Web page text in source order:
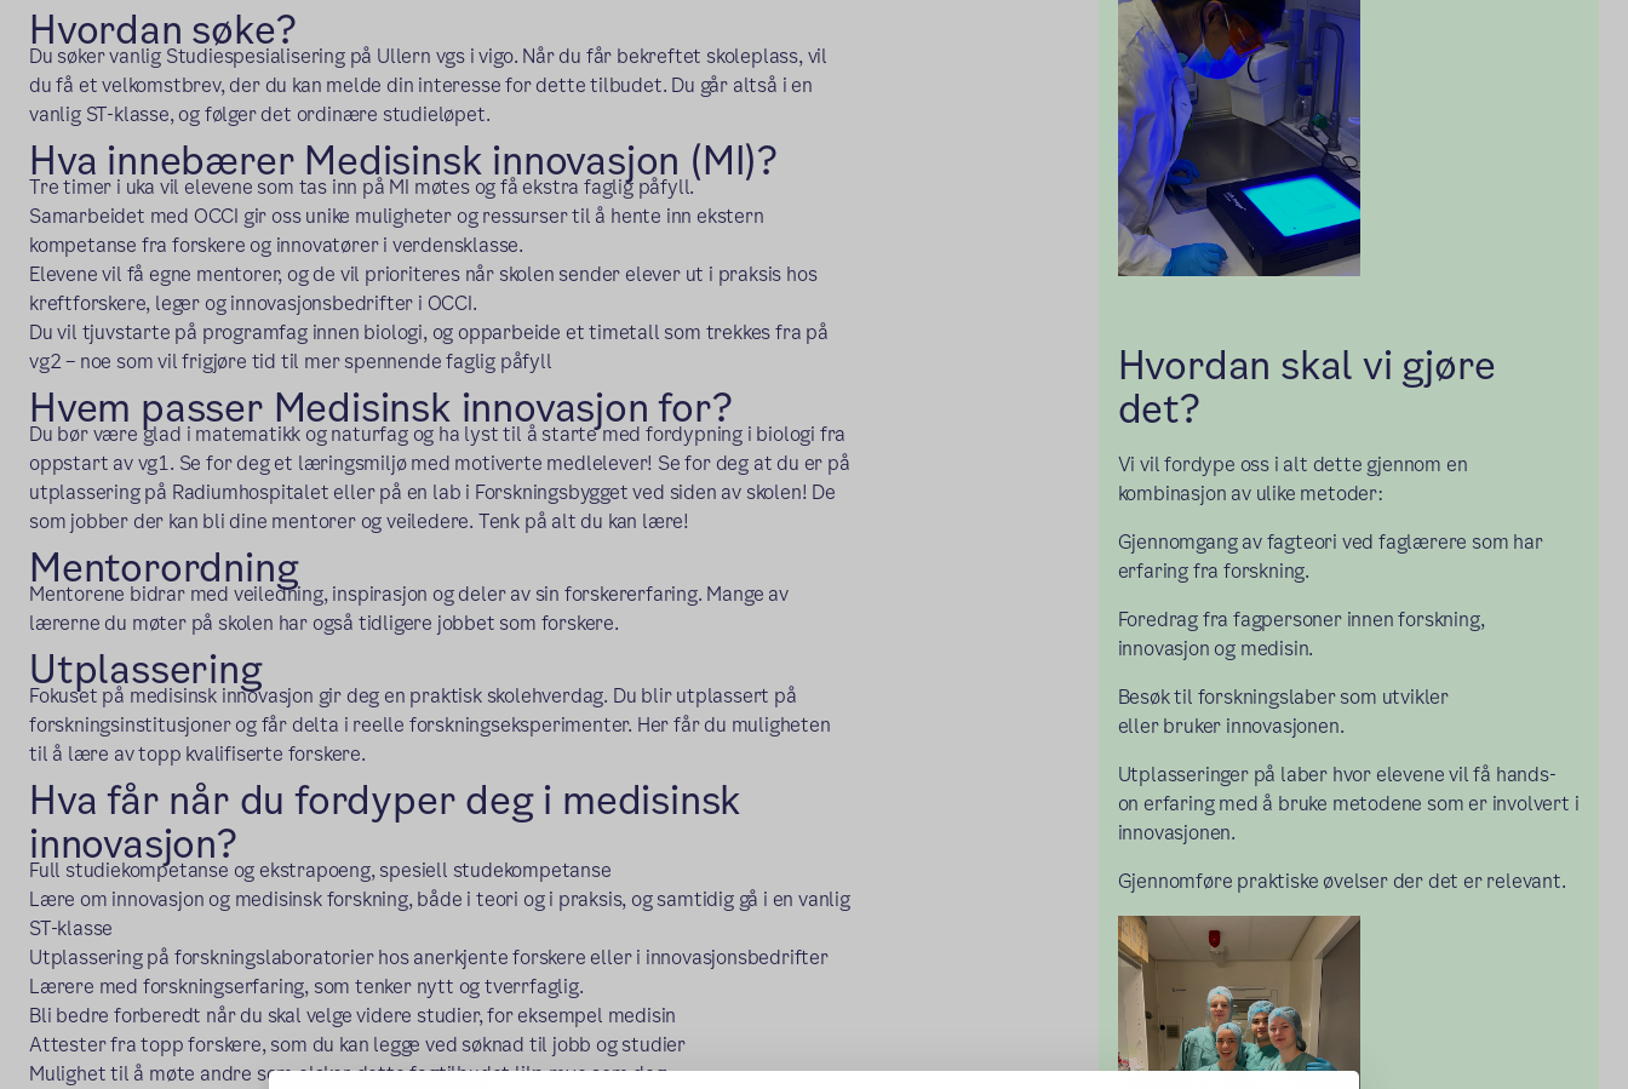
Hvordan søke?
Du søker vanlig Studiespesialisering på Ullern vgs i vigo. Når du får bekreftet skoleplass, vil
du få et velkomstbrev, der du kan melde din interesse for dette tilbudet. Du går altså i en
vanlig ST-klasse, og følger det ordinære studieløpet.
Hva innebærer Medisinsk innovasjon (MI)?
Tre timer i uka vil elevene som tas inn på MI møtes og få ekstra faglig påfyll.
Samarbeidet med OCCI gir oss unike muligheter og ressurser til å hente inn ekstern
kompetanse fra forskere og innovatører i verdensklasse.
Elevene vil få egne mentorer, og de vil prioriteres når skolen sender elever ut i praksis hos
kreftforskere, leger og innovasjonsbedrifter i OCCI.
Du vil tjuvstarte på programfag innen biologi, og opparbeide et timetall som trekkes fra på
vg2 – noe som vil frigjøre tid til mer spennende faglig påfyll
Hvem passer Medisinsk innovasjon for?
Du bør være glad i matematikk og naturfag og ha lyst til å starte med fordypning i biologi fra
oppstart av vg1. Se for deg et læringsmiljø med motiverte medlelever! Se for deg at du er på
utplassering på Radiumhospitalet eller på en lab i Forskningsbygget ved siden av skolen! De
som jobber der kan bli dine mentorer og veiledere. Tenk på alt du kan lære!
Mentorordning
Mentorene bidrar med veiledning, inspirasjon og deler av sin forskererfaring. Mange av
lærerne du møter på skolen har også tidligere jobbet som forskere.
Utplassering
Fokuset på medisinsk innovasjon gir deg en praktisk skolehverdag. Du blir utplassert på
forskningsinstitusjoner og får delta i reelle forskningseksperimenter. Her får du muligheten
til å lære av topp kvalifiserte forskere.
Hva får når du fordyper deg i medisinsk
innovasjon?
Full studiekompetanse og ekstrapoeng, spesiell studekompetanse
Lære om innovasjon og medisinsk forskning, både i teori og i praksis, og samtidig gå i en vanlig
ST-klasse
Utplassering på forskningslaboratorier hos anerkjente forskere eller i innovasjonsbedrifter
Lærere med forskningserfaring, som tenker nytt og tverrfaglig.
Bli bedre forberedt når du skal velge videre studier, for eksempel medisin
Attester fra topp forskere, som du kan legge ved søknad til jobb og studier
Mulighet til å møte andre som elsker dette fagtilbudet like mye som deg.
Hvordan skal vi gjøre
det?
Vi vil fordype oss i alt dette gjennom en
kombinasjon av ulike metoder:
Gjennomgang av fagteori ved faglærere som har
erfaring fra forskning.
Foredrag fra fagpersoner innen forskning,
innovasjon og medisin.
Besøk til forskningslaber som utvikler
eller bruker innovasjonen.
Utplasseringer på laber hvor elevene vil få hands-
on erfaring med å bruke metodene som er involvert i
innovasjonen.
Gjennomføre praktiske øvelser der det er relevant.